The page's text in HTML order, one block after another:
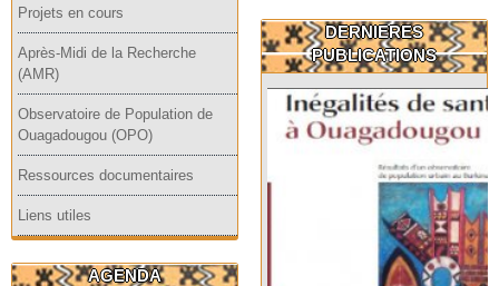
Projets en cours
Après-Midi de la Recherche
(AMR)
Observatoire de Population de
Ouagadougou (OPO)
Ressources documentaires
Liens utiles
AGENDA
DERNIERES
PUBLICATIONS